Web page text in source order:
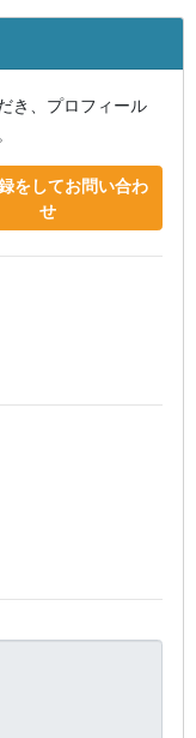
き、プロフィール
をしてお問い合わ
せ